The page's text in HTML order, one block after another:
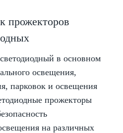
прожекторов
в основном
освещения,
парковок и освещения
прожекторы
на различных